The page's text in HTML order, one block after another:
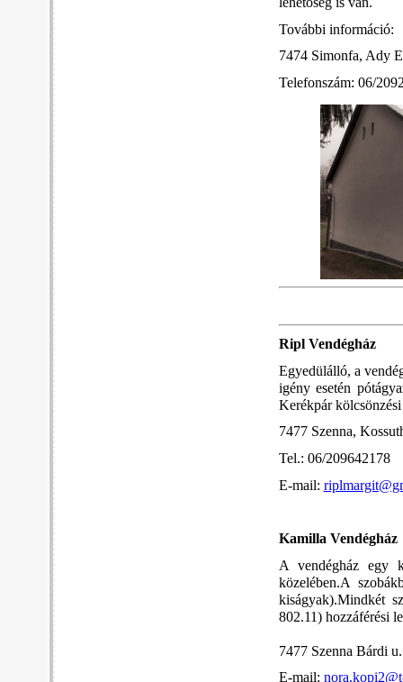
További információ:
7474 Simonfa, Ady
Telefonszám: 06/
Ripl Vendégház
Egyedülálló, a
igény esetén
Kerékpár
7477 Szenna,
Tel.: 06/209642178
E-mail:
Kamilla Vendégház
A vendégház egy
közelében.A
kiságyak).Mindkét
802.11) hozzáférési
7477 Szenna Bárdi
E-mail: